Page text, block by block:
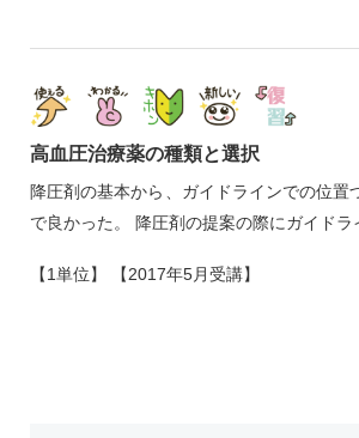
高血圧治療薬の種類と選択
降圧剤の基本から、ガイドラインでの位
で良かった。 降圧剤の提案の際にガイド
【1単位】 【2017年5月受講】